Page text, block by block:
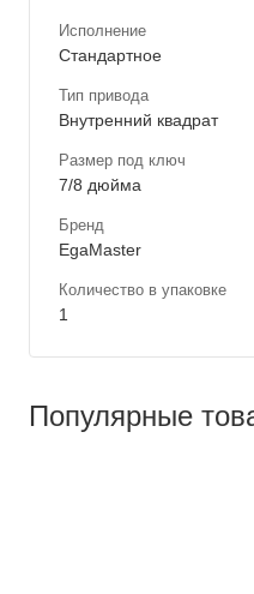
Исполнение
Стандартное
Тип привода
Внутренний квадрат
Размер под ключ
7/8 дюйма
Бренд
EgaMaster
Количество в упаковке
1
Популярные